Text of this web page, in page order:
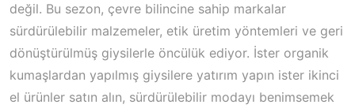
değil. Bu sezon, çevre bilincine sahip markalar
sürdürülebilir malzemeler, etik üretim yöntemleri ve geri
dönüştürülmüş giysilerle öncülük ediyor. İster organik
kumaşlardan yapılmış giysilere yatırım yapın ister ikinci
el ürünler satın alın, sürdürülebilir modayı benimsemek